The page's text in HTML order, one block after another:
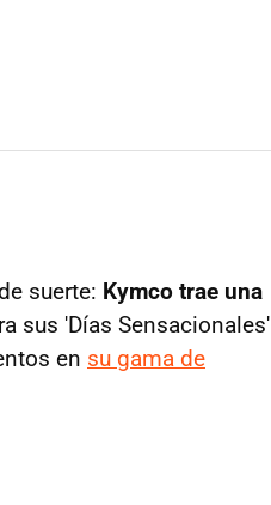
suerte: Kymco trae una
sus 'Días Sensacionales'
en su gama de